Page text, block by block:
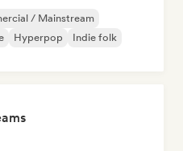
/ Mainstream
Hyperpop
Indie folk